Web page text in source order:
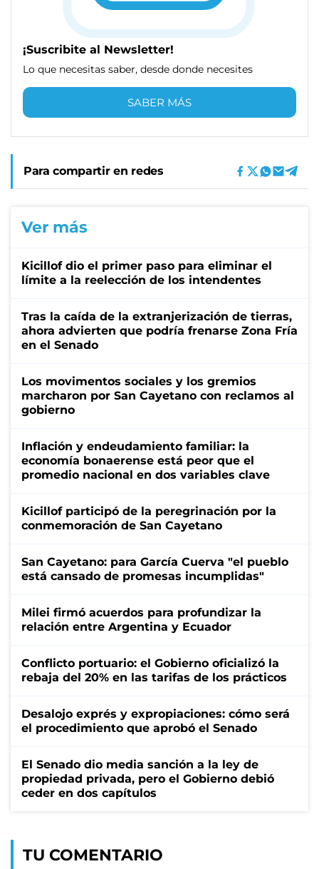
¡Suscribite al Newsletter!
Lo que necesitas saber, desde donde necesites
SABER MÁS
Para compartir en redes
Ver más
Kicillof dio el primer paso para eliminar el
límite a la reelección de los intendentes
Tras la caída de la extranjerización de tierras,
ahora advierten que podría frenarse Zona Fría
en el Senado
Los movimentos sociales y los gremios
marcharon por San Cayetano con reclamos al
gobierno
Inflación y endeudamiento familiar: la
economía bonaerense está peor que el
promedio nacional en dos variables clave
Kicillof participó de la peregrinación por la
conmemoración de San Cayetano
San Cayetano: para García Cuerva "el pueblo
está cansado de promesas incumplidas"
Milei firmó acuerdos para profundizar la
relación entre Argentina y Ecuador
Conflicto portuario: el Gobierno oficializó la
rebaja del 20% en las tarifas de los prácticos
Desalojo exprés y expropiaciones: cómo será
el procedimiento que aprobó el Senado
El Senado dio media sanción a la ley de
propiedad privada, pero el Gobierno debió
ceder en dos capítulos
TU COMENTARIO